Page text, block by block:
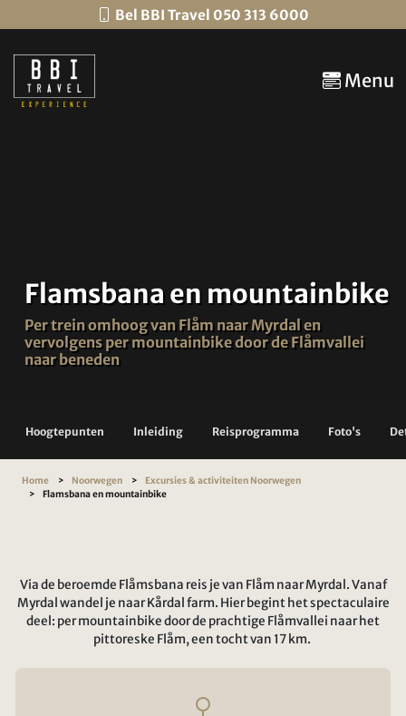
Bel BBI Travel 050 313 6000
Menu
Flamsbana en mountainbike
Per trein omhoog van Flåm naar Myrdal en
vervolgens per mountainbike door de Flåmvallei
naar beneden
Hoogtepunten Inleiding Reisprogramma Foto's
Home Noorwegen
Excursies & activiteiten Noorwegen
Flamsbana en mountainbike
Via de beroemde Flåmsbana reis je van Flåm naar Myrdal. Vanaf
Myrdal wandel je naar Kårdal farm. Hier begint het spectaculaire
deel: per mountainbike door de prachtige Flåmvallei naar het
pittoreske Flåm, een tocht van 17 km.